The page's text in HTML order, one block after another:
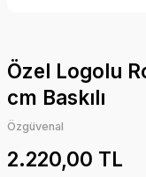
Özel Logolu
cm Baskılı
Özgüvenal
2.220,00 TL